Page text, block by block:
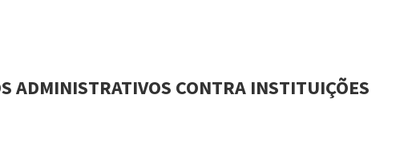
ADMINISTRATIVOS CONTRA INSTITUIÇÕES